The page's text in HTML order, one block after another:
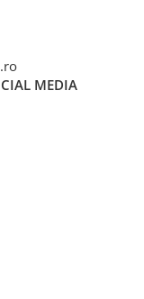
MEDIA